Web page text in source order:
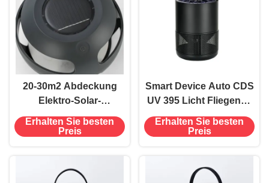
20-30m2 Abdeckung
Elektro-Solar-
Wiederaufladbare Floh-
Mückenfalle mit
Erhalten Sie besten
Preis
Smart Device Auto CDS
UV 395 Licht Fliegende
Insekten Motte
Mückenfalle
Erhalten Sie besten
Preis